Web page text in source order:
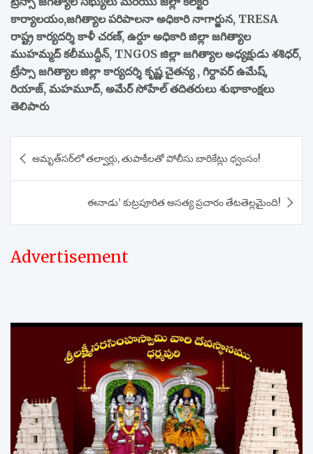
కార్యాలయం,జగిత్యాల పరిపాలనా అధికారి నాగార్జున, TRESA
రాష్ట్ర కార్యదర్శి కాళీ చరణ్, ఉర్దూ అధికారి జిల్లా జగిత్యాల
ముహమ్మద్ కలీముద్దీన్, TNGOS జిల్లా జగిత్యాల అధ్యక్షుడు శశిధర్,
ట్రేస్సా జగిత్యాల జిల్లా కార్యదర్శి కృష్ణ చైతన్య , గిర్దావర్ ఉమేష్,
రియాజ్, మహమూద్, అమేర్ సోహేల్ తదితరులు శుభాకాంక్షలు
తెలిపారు
navigation
అమృత్‌సర్‌లో తల్వార్లు, తుపాకీలతో పోలీసు బారికేట్లు ధ్వంసం!
ఈనాడు’ కుట్రపూరిత అసత్య ప్రచారం తేటతెల్లమైంది!
Advertisement